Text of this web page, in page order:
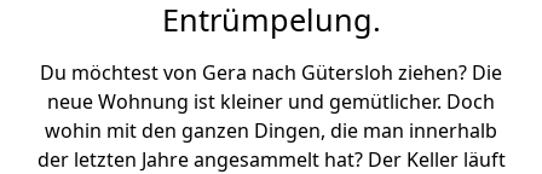
Entrümpelung.
Du möchtest von Gera nach Gütersloh ziehen? Die
neue Wohnung ist kleiner und gemütlicher. Doch
wohin mit den ganzen Dingen, die man innerhalb
der letzten Jahre angesammelt hat? Der Keller läuft